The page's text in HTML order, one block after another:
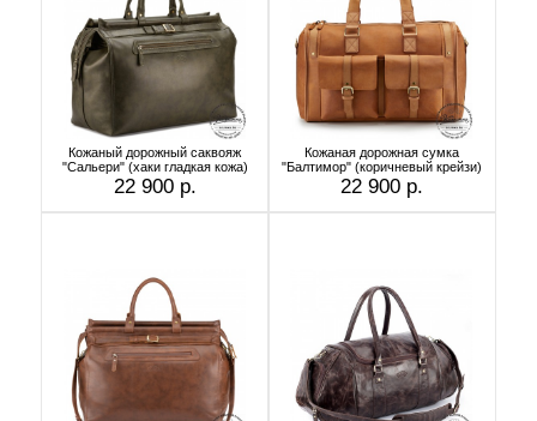
Кожаный дорожный саквояж
"Сальери" (хаки гладкая кожа)
22 900 р.
Кожаная дорожная сумка
"Балтимор" (коричневый крейзи)
22 900 р.